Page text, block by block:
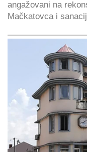
angažovani na
Mačkatovca i